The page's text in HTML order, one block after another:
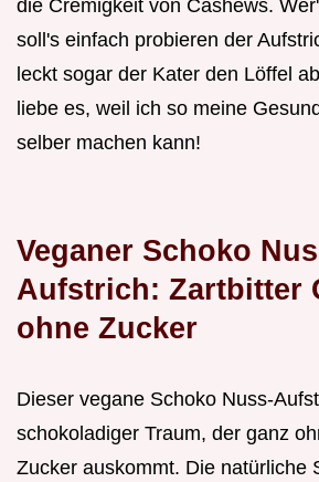
die Cremigkeit von Cashews.
soll's einfach probieren der
leckt sogar der Kater den Löffel
liebe es, weil ich so meine
selber machen kann!
Veganer Schoko
Aufstrich: Zartbitter
ohne Zucker
Dieser vegane Schoko Nuss-
schokoladiger Traum, der ganz
Zucker auskommt. Die natürliche